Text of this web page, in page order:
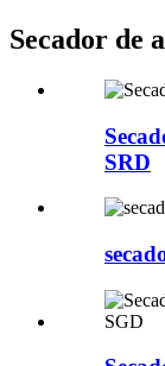
Secador de
SRD